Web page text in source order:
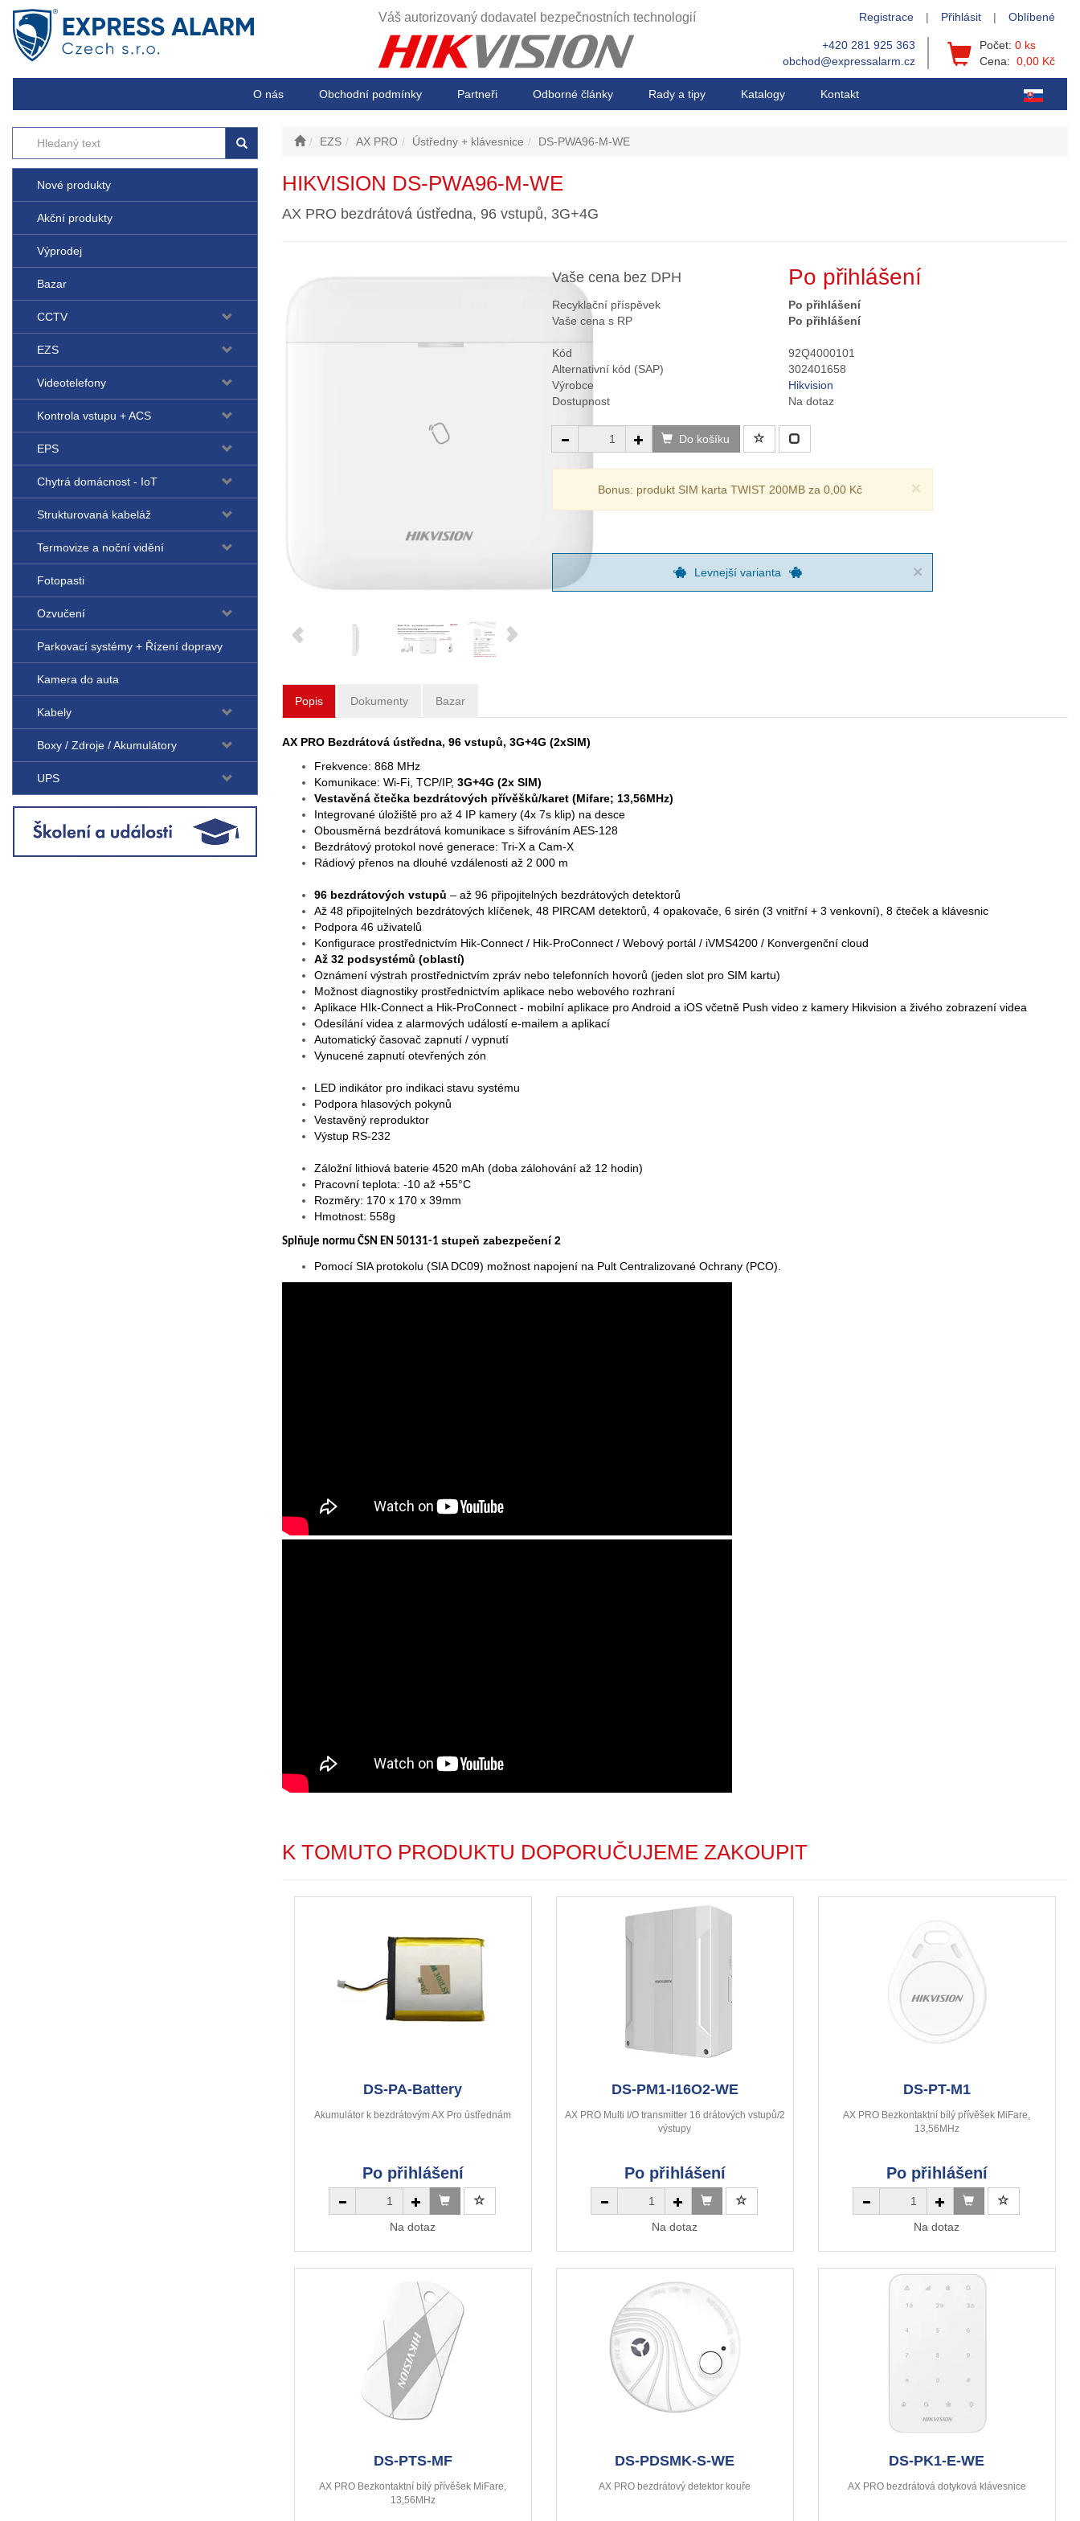
Váš autorizovaný dodavatel bezpečnostních technologií Registrace | Přihlásit | Oblíbené
+420 281 925 363
obchod@expressalarm.cz
Počet: 0 ks
Cena: 0,00 Kč
O nás Obchodní podmínky Partneři Odborné články Rady a tipy Katalogy Kontakt
Nové produkty
Akční produkty
Výprodej
Bazar
CCTV
EZS
Videotelefony
Kontrola vstupu + ACS
EPS
Chytrá domácnost - IoT
Strukturovaná kabeláž
Termovize a noční vidění
Fotopasti
Ozvučení
Parkovací systémy + Řízení dopravy
Kamera do auta
Kabely
Boxy / Zdroje / Akumulátory
UPS
EZS AX PRO Ústředny + klávesnice DS-PWA96-M-WE
HIKVISION DS-PWA96-M-WE
AX PRO bezdrátová ústředna, 96 vstupů, 3G+4G
Vaše cena bez DPH Po přihlášení
Recyklační příspěvek
Po přihlášení
Vaše cena s RP
Po přihlášení
Kód
92Q4000101
Alternativní kód (SAP)
302401658
Výrobce
Hikvision
Dostupnost
Na dotaz
Do košíku
×
Bonus: produkt SIM karta TWIST 200MB za 0,00 Kč
×
Levnejší varianta
Popis Dokumenty Bazar
AX PRO Bezdrátová ústředna, 96 vstupů, 3G+4G (2xSIM)
Frekvence: 868 MHz
Komunikace: Wi-Fi, TCP/IP, 3G+4G (2x SIM)
Vestavěná čtečka bezdrátových přívěšků/karet (Mifare; 13,56MHz)
Integrované úložiště pro až 4 IP kamery (4x 7s klip) na desce
Obousměrná bezdrátová komunikace s šifrováním AES-128
Bezdrátový protokol nové generace: Tri-X a Cam-X
Rádiový přenos na dlouhé vzdálenosti až 2 000 m
96 bezdrátových vstupů – až 96 připojitelných bezdrátových detektorů
Až 48 připojitelných bezdrátových klíčenek, 48 PIRCAM detektorů, 4 opakovače, 6 sirén (3 vnitřní + 3 venkovní), 8 čteček a klávesnic
Podpora 46 uživatelů
Konfigurace prostřednictvím Hik-Connect / Hik-ProConnect / Webový portál / iVMS4200 / Konvergenční cloud
Až 32 podsystémů (oblastí)
Oznámení výstrah prostřednictvím zpráv nebo telefonních hovorů (jeden slot pro SIM kartu)
Možnost diagnostiky prostřednictvím aplikace nebo webového rozhraní
Aplikace HIk-Connect a Hik-ProConnect - mobilní aplikace pro Android a iOS včetně Push video z kamery Hikvision a živého zobrazení videa
Odesílání videa z alarmových událostí e-mailem a aplikací
Automatický časovač zapnutí / vypnutí
Vynucené zapnutí otevřených zón
LED indikátor pro indikaci stavu systému
Podpora hlasových pokynů
Vestavěný reproduktor
Výstup RS-232
Záložní lithiová baterie 4520 mAh (doba zálohování až 12 hodin)
Pracovní teplota: -10 až +55°C
Rozměry: 170 x 170 x 39mm
Hmotnost: 558g
Splňuje normu ČSN EN 50131-1 stupeň zabezpečení 2
Pomocí SIA protokolu (SIA DC09) možnost napojení na Pult Centralizované Ochrany (PCO).
K TOMUTO PRODUKTU DOPORUČUJEME ZAKOUPIT
DS-PA-Battery
Akumulátor k bezdrátovým AX Pro ústřednám
Po přihlášení
Na dotaz
DS-PM1-I16O2-WE
AX PRO Multi I/O transmitter 16 drátových vstupů/2
výstupy
Po přihlášení
Na dotaz
DS-PT-M1
AX PRO Bezkontaktní bílý přívěšek MiFare,
13,56MHz
Po přihlášení
Na dotaz
DS-PTS-MF
AX PRO Bezkontaktní bílý přívěšek MiFare,
13,56MHz
DS-PDSMK-S-WE
AX PRO bezdrátový detektor kouře
DS-PK1-E-WE
AX PRO bezdrátová dotyková klávesnice